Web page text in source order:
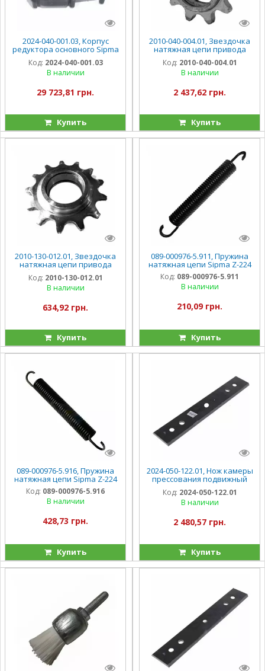
2024-040-001.03, Корпус
редуктора основного Sipma
Z-224
Код: 2024-040-001.03
В наличии
29 723,81 грн.
Купить
2010-040-004.01, Звездочка
натяжная цепи привода
камеры пресса Sipma (z=10)
Z-224
Код: 2010-040-004.01
В наличии
2 437,62 грн.
Купить
2010-130-012.01, Звездочка
натяжная цепи привода
подборщика (голая) Sipma Z-
224
Код: 2010-130-012.01
В наличии
634,92 грн.
Купить
089-000976-5.911, Пружина
натяжная цепи Sipma Z-224
Код: 089-000976-5.911
В наличии
210,09 грн.
Купить
089-000976-5.916, Пружина
натяжная цепи Sipma Z-224
Код: 089-000976-5.916
В наличии
428,73 грн.
Купить
2024-050-122.01, Нож камеры
прессования подвижный
Sipma Z-224
Код: 2024-050-122.01
В наличии
2 480,57 грн.
Купить